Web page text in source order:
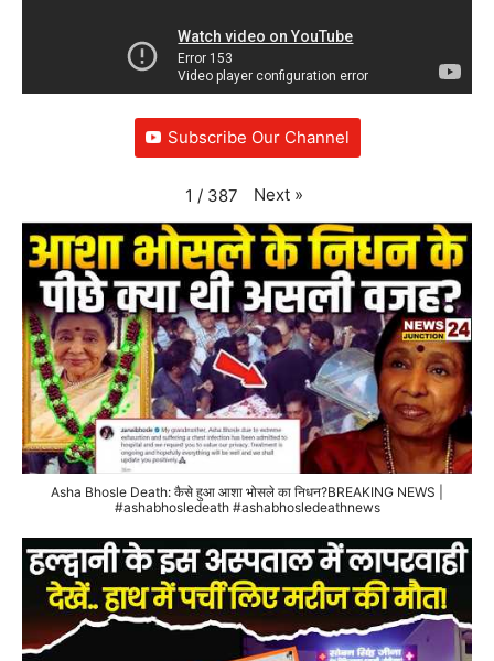
Subscribe Our Channel
1 / 387 Next »
Asha Bhosle Death: कैसे हुआ आशा भोसले का निधन?BREAKING NEWS |
#ashabhosledeath #ashabhosledeathnews